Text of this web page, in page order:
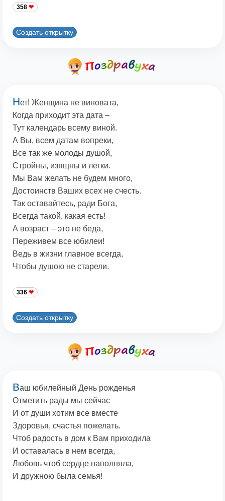
358
Создать открытку
Нет! Женщина не виновата,
Когда приходит эта дата –
Тут календарь всему виной.
А Вы, всем датам вопреки,
Все так же молоды душой,
Стройны, изящны и легки.
Мы Вам желать не будем много,
Достоинств Ваших всех не счесть.
Так оставайтесь, ради Бога,
Всегда такой, какая есть!
А возраст – это не беда,
Переживем все юбилеи!
Ведь в жизни главное всегда,
Чтобы душою не старели.
336
Создать открытку
Ваш юбилейный День рожденья
Отметить рады мы сейчас
И от души хотим все вместе
Здоровья, счастья пожелать.
Чтоб радость в дом к Вам приходила
И оставалась в нем всегда,
Любовь чтоб сердце наполняла,
И дружною была семья!